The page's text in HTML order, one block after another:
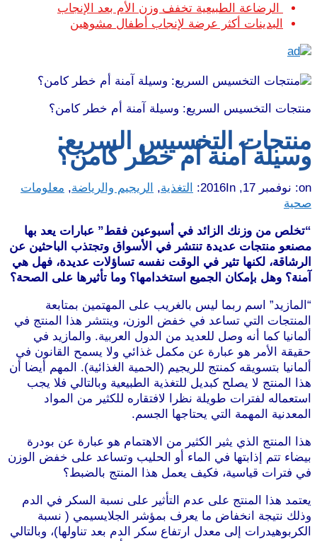
الرضاعة الطبيعية تخفف وزن الأم بعد الإنجاب
البدينات أكثر عرضة لإنجاب أطفال مشوهين
منتجات التخسيس السريع: وسيلة آمنة أم خطر كامن؟
منتجات التخسيس السريع:
وسيلة آمنة أم خطر كامن؟
on: نوفمبر 17, 2016 In: التغذية, الريجيم والرياضة, معلومات
صحية
“تخلص من وزنك الزائد في أسبوعين فقط” عبارات يعد بها
مصنعو منتجات عديدة تنتشر في الأسواق وتجتذب الباحثين عن
الرشاقة، لكنها تثير في الوقت نفسه تساؤلات عديدة، فهل هي
آمنة؟ وهل بإمكان الجميع استخدامها؟ وما تأثيرها على الصحة؟
“المازيد” اسم ربما ليس بالغريب على المهتمين بمتابعة
المنتجات التي تساعد في خفض الوزن، وينتشر هذا المنتج في
ألمانيا كما أنه وصل للعديد من الدول العربية. والمازيد في
حقيقة الأمر هو عبارة عن مكمل غذائي ولا يسمح القانون في
ألمانيا بتسويقه كمنتج للريجيم (الحمية الغذائية). المهم أيضا أن
هذا المنتج لا يصلح كبديل للتغذية الطبيعية وبالتالي فلا يجب
استعماله لفترات طويلة نظرا لافتقاره للكثير من المواد
المعدنية المهمة التي يحتاجها الجسم.
هذا المنتج الذي يثير الكثير من الاهتمام هو عبارة عن بودرة
بيضاء تتم إذابتها في الماء أو الحليب وتساعد على خفض الوزن
في فترات قياسية، فكيف يعمل هذا المنتج بالضبط؟
يعتمد هذا المنتج على عدم التأثير على نسبة السكر في الدم
وذلك نتيجة انخفاض ما يعرف بمؤشر الجلايسيمي ( نسبة
الكربوهيدرات إلى معدل ارتفاع سكر الدم بعد تناولها)، وبالتالي